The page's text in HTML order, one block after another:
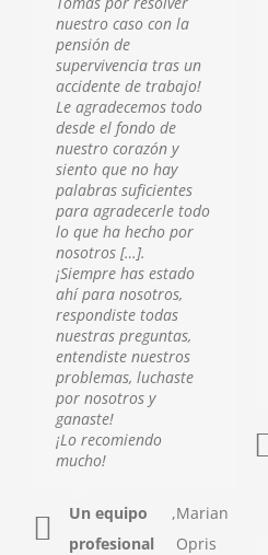
nuestro caso con la
pensión de
supervivencia tras un
accidente de trabajo!
Le agradecemos todo
desde el fondo de
nuestro corazón y
siento que no hay
palabras suficientes
para agradecerle todo
lo que ha hecho por
nosotros […].
¡Siempre has estado
ahí para nosotros,
respondiste todas
nuestras preguntas,
entendiste nuestros
problemas, luchaste
por nosotros y
ganaste!
¡Lo recomiendo
mucho!
Un equipo
profesional
,Marian
Opris